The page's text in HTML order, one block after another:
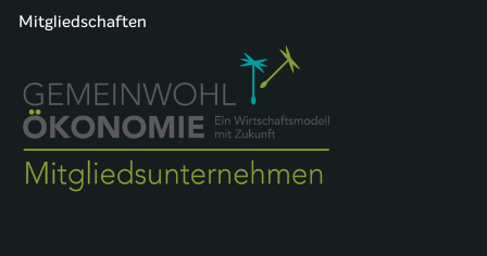
Mitgliedschaften